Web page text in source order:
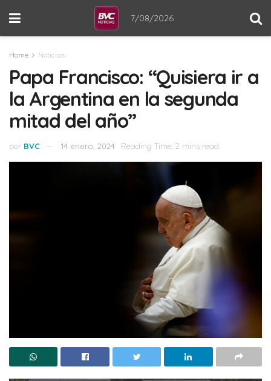
7/08/2026
Home Noticias
Papa Francisco: “Quisiera ir a
la Argentina en la segunda
mitad del año”
por BVC 14 enero, 2024 Reading Time: 2 mins read